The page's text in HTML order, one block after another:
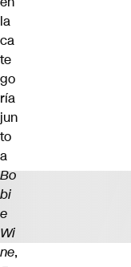
la
ca
te
go
ría
jun
to
a
Bo
bi
e
Wi
ne,